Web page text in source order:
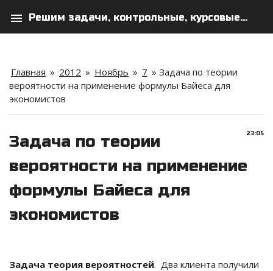
menu Решим задачи, контрольные, курсовые...
Главная » 2012 » Ноябрь » 7 » Задача по теории
вероятности на применение формулы Байеса для
экономистов
23:05
Задача по теории
вероятности на применение
формулы Байеса для
экономистов
Задача теория вероятностей. Два клиента получили